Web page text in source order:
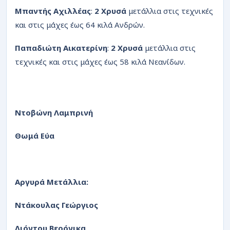
Μπαντής Αχιλλέας: 2 Χρυσά μετάλλια στις τεχνικές
και στις μάχες έως 64 κιλά Ανδρών.
Παπαδιώτη Αικατερίνη: 2 Χρυσά μετάλλια στις
τεχνικές και στις μάχες έως 58 κιλά Νεανίδων.
Ντοβώνη Λαμπρινή
Θωμά Εύα
Αργυρά Μετάλλια:
Ντάκουλας Γεώργιος
Λιόντου Βερόνικα